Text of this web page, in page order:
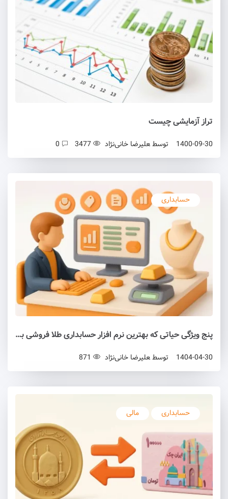
تراز آزمایشی چیست
1400-09-30 توسط علیرضا خانی‌نژاد
حسابداری
پنج ویژگی حیاتی که بهترین نرم افزار حسابداری طلا فروشی باید داشته باشد
1404-04-30 توسط علیرضا خانی‌نژاد
حسابداری مالی